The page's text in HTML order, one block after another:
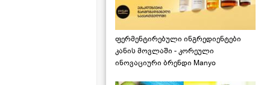
ფერმენტირებული ინგრედიენტები
კანის მოვლაში - კორეული
ინოვაციური ბრენდი Manyo